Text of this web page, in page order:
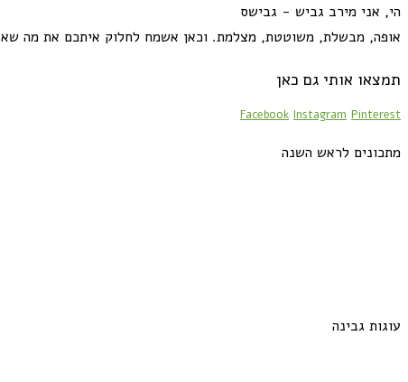
הי, אני מירב גביש - גבישס
אופה, מבשלת, משוטטת, מצלמת. וכאן אשמח לחלוק איתכם את מה
תמצאו אותי גם כאן
Facebook Instagram Pinterest
מתכונים לראש השנה
עוגות גבינה